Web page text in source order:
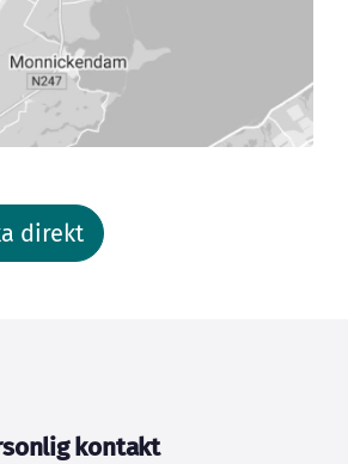
direkt
kontakt